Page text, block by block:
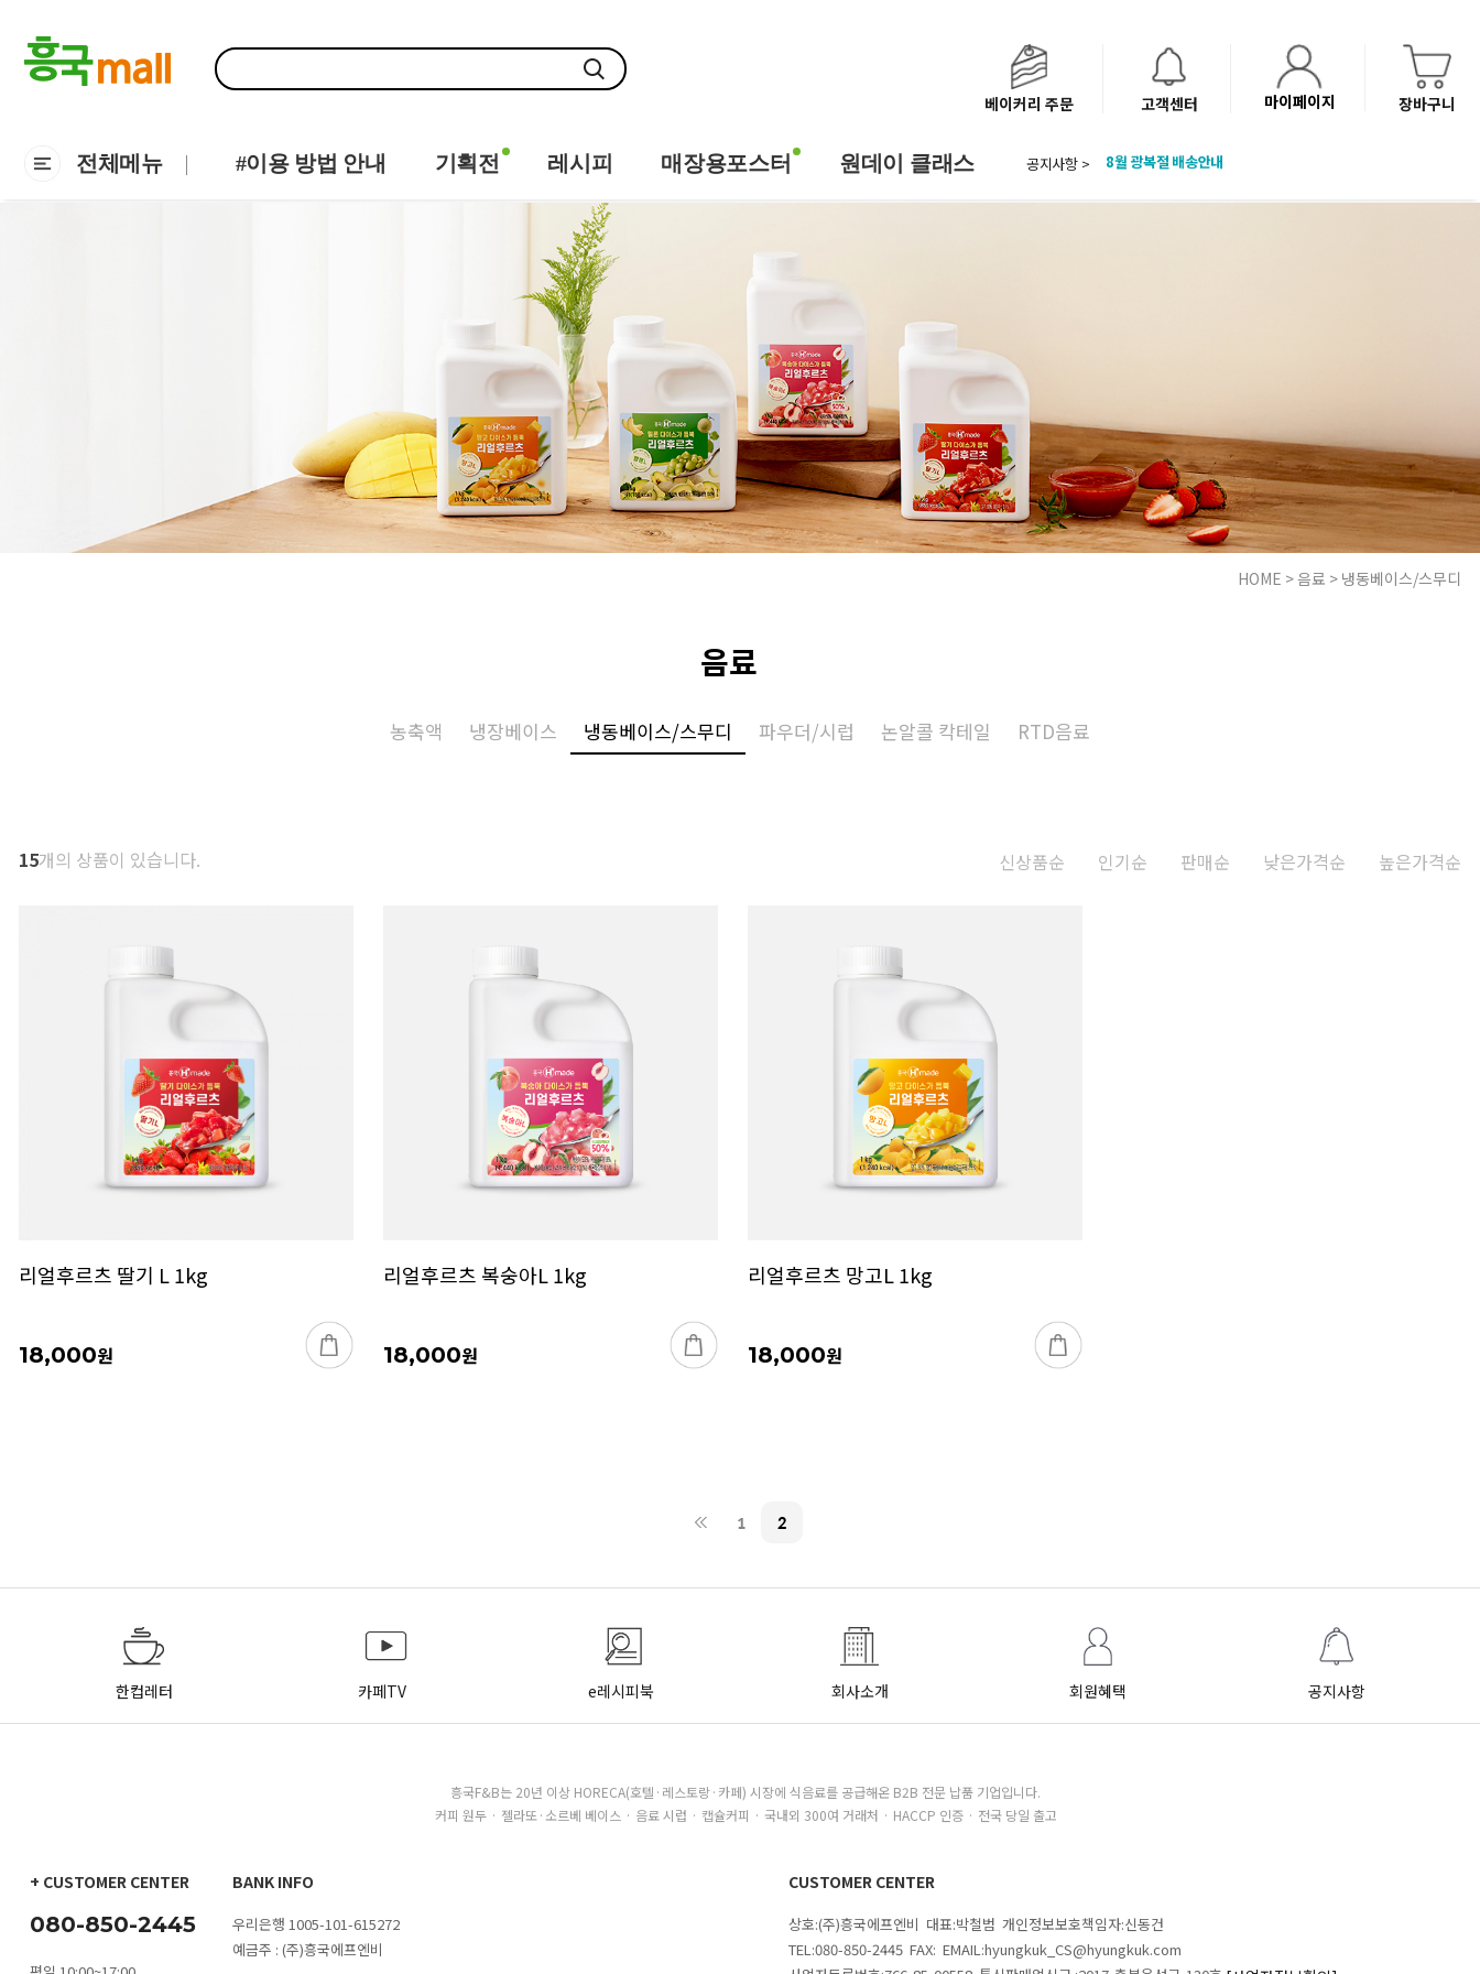
베이커리 주문 고객센터 마이페이지 장바구니
전체메뉴 #이용 방법 안내 기획전 레시피 매장용포스터 원데이 클래스 공지사항 >
8월 광복절 배송안내
베이커리(냉동직배송) 센터 이전에 따른 배송 일정 안내
HOME >음료 > 냉동베이스/스무디
음료
농축액 냉장베이스 냉동베이스/스무디 파우더/시럽 논알콜 칵테일 RTD음료
15개의 상품이 있습니다. 신상품순 인기순 판매순 낮은가격순 높은가격순
리얼후르츠 딸기 L 1kg
18,000원
리얼후르츠 복숭아L 1kg
18,000원
리얼후르츠 망고L 1kg
18,000원
1 2
한컵레터 카페TV e레시피북 회사소개 회원혜택 공지사항
흥국F&B는 20년 이상 HORECA(호텔·레스토랑·카페) 시장에 식음료를 공급해온 B2B 전문 납품 기업입니다.
커피 원두 · 젤라또·소르베 베이스 · 음료 시럽 · 캡슐커피 · 국내외 300여 거래처 · HACCP 인증 · 전국 당일 출고
+ CUSTOMER CENTER
080-850-2445
BANK INFO
우리은행 1005-101-615272
예금주 : (주)흥국에프엔비
CUSTOMER CENTER
상호:(주)흥국에프엔비 대표:박철범 개인정보보호책임자:신동건
TEL:080-850-2445 FAX: EMAIL:hyungkuk_CS@hyungkuk.com